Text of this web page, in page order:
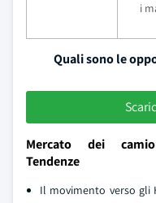
i
Quali sono le
Mercato dei
Tendenze
Il movimento verso gli